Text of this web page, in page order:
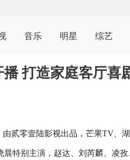
音乐 明星 综艺
播 打造家庭客厅喜
贰零壹陆影视出品，芒果TV、
特别主演，赵达、刘芮麟、凌